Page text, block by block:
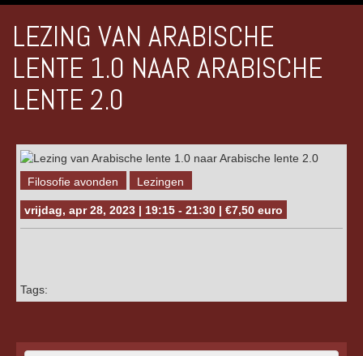
LEZING VAN ARABISCHE
LENTE 1.0 NAAR ARABISCHE
LENTE 2.0
Filosofie avonden Lezingen
vrijdag, apr 28, 2023 | 19:15 - 21:30 | €7,50 euro
Tags: